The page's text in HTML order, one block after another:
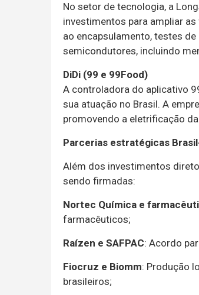
No setor de tecnologia, a
investimentos para ampliar
ao encapsulamento, testes
semicondutores, incluindo
DiDi (99 e 99Food)
A controladora do aplicativo
sua atuação no Brasil. A
promovendo a eletrificação
Parcerias estratégicas
Além dos investimentos
sendo firmadas:
Nortec Química e
farmacêuticos;
Raízen e SAFPAC: Acordo
Fiocruz e Biomm: Produção
brasileiros;